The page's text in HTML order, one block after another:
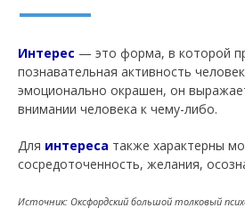
Интерес — это форма, в которой
познавательная активность
эмоционально окрашен, он
внимании человека к чему-либо.
Для интереса также характерны
сосредоточенность, желания,
Источник: Оксфордский большой толковый